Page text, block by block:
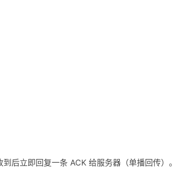
后立即回复一条 ACK 给服务器（单播回传）。